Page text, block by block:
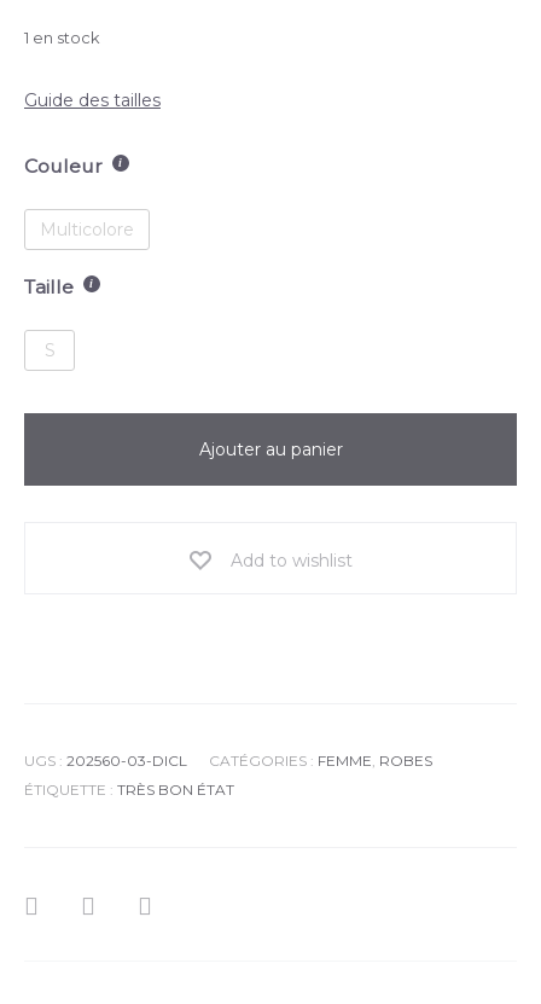
1 en stock
Guide des tailles
Couleur
Multicolore
Taille
S
Ajouter au panier
Add to wishlist
UGS : 202560-03-DICL CATÉGORIES : FEMME, ROBES
ÉTIQUETTE : TRÈS BON ÉTAT